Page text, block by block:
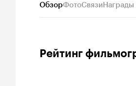
ОбзорФотоСвязиНаграды
Рейтинг